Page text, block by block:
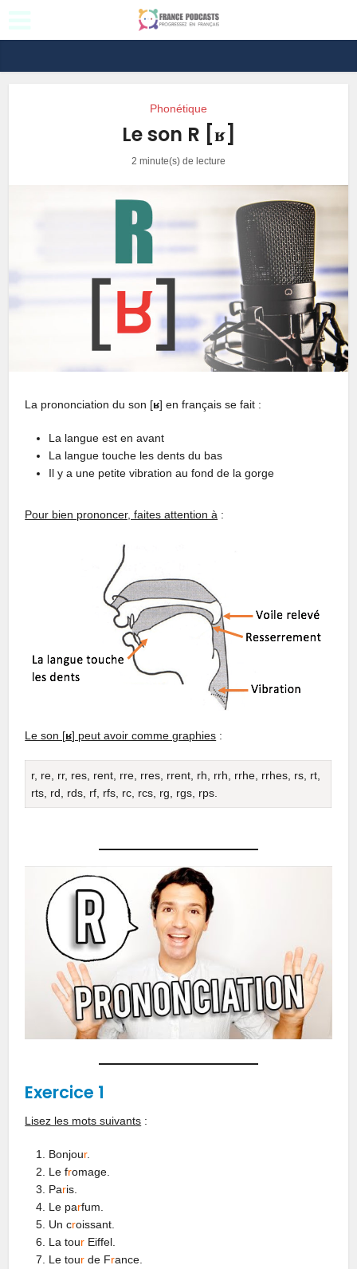
Phonétique
Le son R [ʁ]
2 minute(s) de lecture
La prononciation du son [ʁ] en français se fait :
La langue est en avant
La langue touche les dents du bas
Il y a une petite vibration au fond de la gorge
Pour bien prononcer, faites attention à :
Le son [ʁ] peut avoir comme graphies :
r, re, rr, res, rent, rre, rres, rrent, rh, rrh, rrhe, rrhes, rs, rt,
rts, rd, rds, rf, rfs, rc, rcs, rg, rgs, rps.
Exercice 1
Lisez les mots suivants :
Bonjour.
Le fromage.
Paris.
Le parfum.
Un croissant.
La tour Eiffel.
Le tour de France.